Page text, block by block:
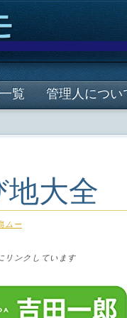
覧 管理人につい
大全
ムー
リンクしています